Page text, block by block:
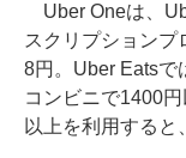
Uber Oneは、
スクリプション
8円。Uber Eatsで
コンビニで1400
以上を利用すると